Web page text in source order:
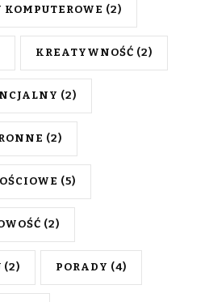
KOMPUTEROWE (2)
KREATYWNOŚĆ (2)
(2)
(2)
(5)
(2)
(2) PORADY (4)